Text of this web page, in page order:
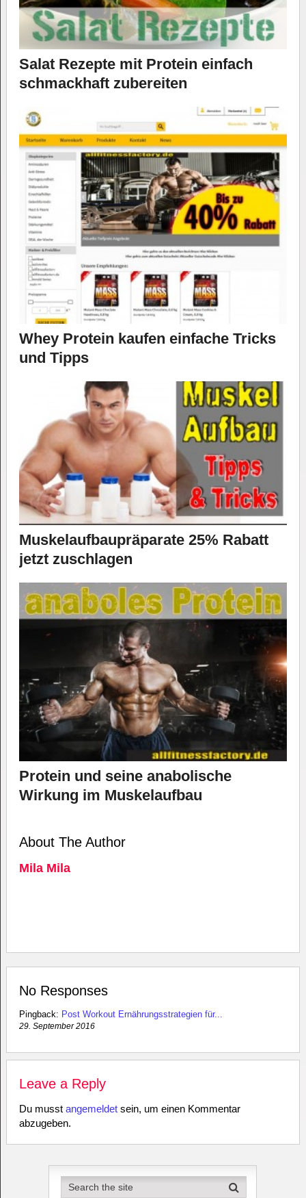
Salat Rezepte mit Protein einfach
schmackhaft zubereiten
Whey Protein kaufen einfache Tricks
und Tipps
Muskelaufbaupräparate 25% Rabatt
jetzt zuschlagen
Protein und seine anabolische
Wirkung im Muskelaufbau
About The Author
Mila Mila
No Responses
Pingback: Post Workout Ernährungsstrategien für...
29. September 2016
Leave a Reply
Du musst angemeldetsein, um einen Kommentar
abzugeben.